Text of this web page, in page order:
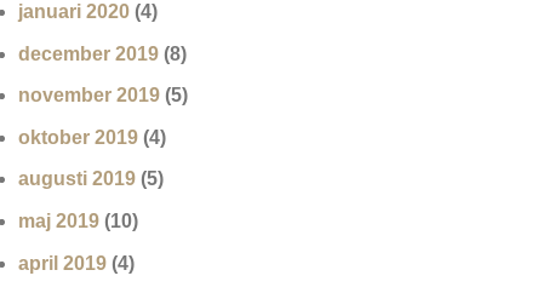
januari 2020 (4)
december 2019 (8)
november 2019 (5)
oktober 2019 (4)
augusti 2019 (5)
maj 2019 (10)
april 2019 (4)